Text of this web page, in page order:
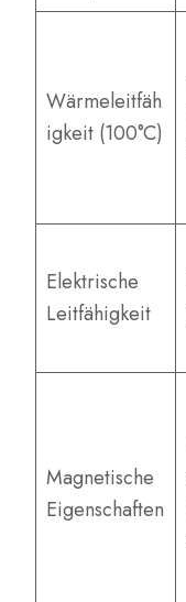
Wärmeleitfäh
igkeit (100°C)
Elektrische
Leitfähigkeit
Magnetische
Eigenschaften